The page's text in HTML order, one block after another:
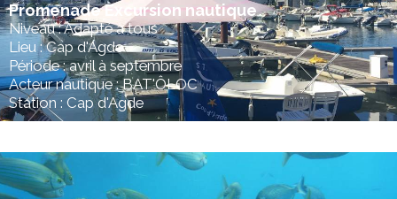
Promenade Excursion nautique
Niveau : Adapté à tous
Lieu : Cap d'Agde
Période : avril à septembre
Acteur nautique : BAT'ÔLOC
Station : Cap d'Agde